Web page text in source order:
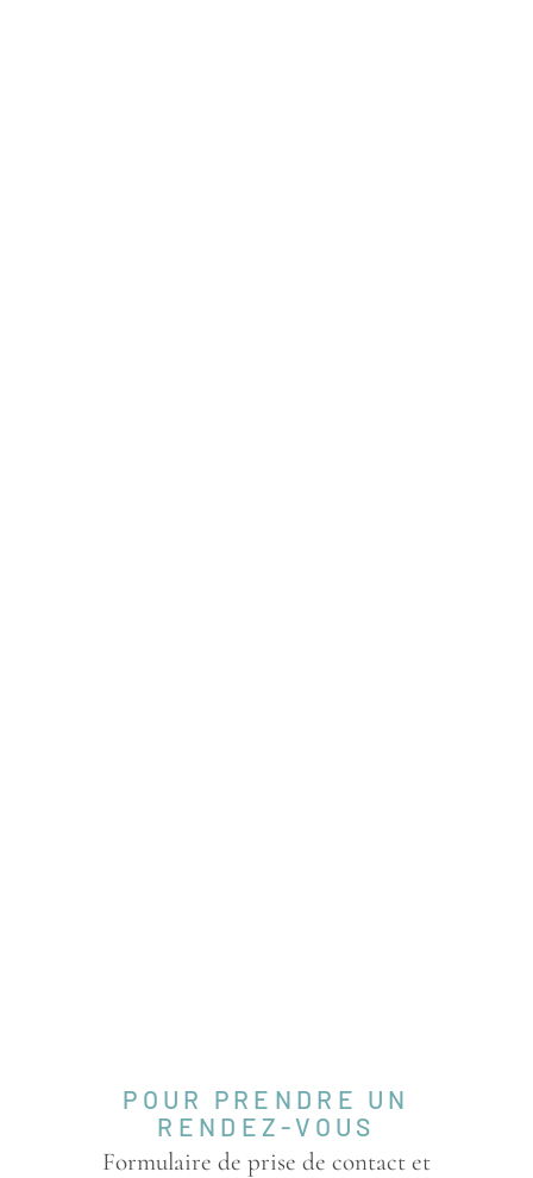
POUR PRENDRE UN
RENDEZ-VOUS
Formulaire de prise de contact et